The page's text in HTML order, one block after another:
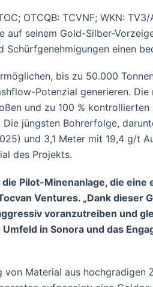
OTCQB: TCVNF; WKN:
auf seinem Gold-Silber-
einen
bis zu 50.000
Potenzial generieren.
und zu 100 %
jüngsten Bohrerfolge,
und 3,1 Meter mit 19,4 g/
des Projekts.
Pilot-Minenanlage, die
Ventures. „Dank
voranzutreiben und
in Sonora und das
Material aus